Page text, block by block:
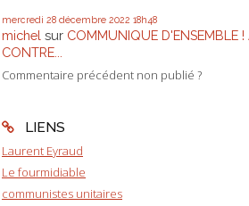
mercredi 28 décembre 2022 18h48
michel sur COMMUNIQUE D'ENSEMBLE !
CONTRE...
Commentaire précédent non publié ?
LIENS
Laurent Eyraud
Le fourmidiable
communistes unitaires